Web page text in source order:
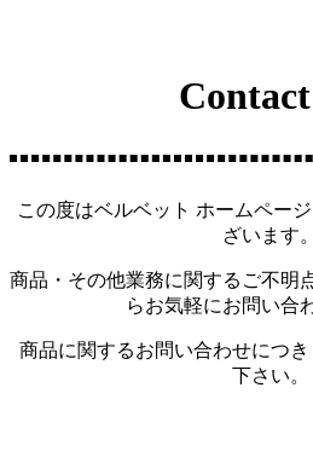
この度はベルベット ホームペー
ざいます。
商品・その他業務に関するご不明
らお気軽にお問い合
商品に関するお問い合わせにつ
下さい。